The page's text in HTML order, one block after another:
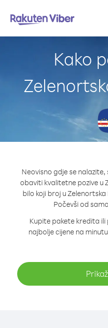
Kako
Neovisno gdje se
obaviti kvalitetne pozive u
bilo koji broj u
Počevši od
Kupite pakete kredita
najbolje cijene na